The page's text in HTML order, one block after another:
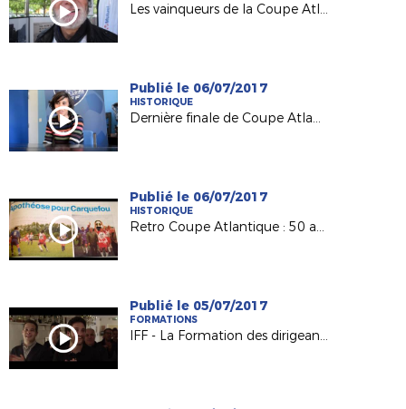
Les vainqueurs de la Coupe Atlantique Féminine à l'honneur à Machecoul
Publié le 06/07/2017
HISTORIQUE
Dernière finale de Coupe Atlantique Féminine :
Publié le 06/07/2017
HISTORIQUE
Retro Coupe Atlantique : 50 ans d'histoire !
Publié le 05/07/2017
FORMATIONS
IFF - La Formation des dirigeants